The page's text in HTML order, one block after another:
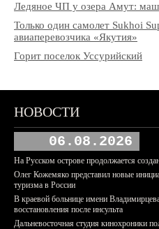
Ледяное ЧП у озера Амут:
Только один самолет Sukhoi
авиаперевозчика «Якутия»
Горит поселок Уссурийский
НОВОСТИ
06.08.2026
На Русском острове продолжается
Олег Кожемяко представил новые
туризма в России
В краевой больнице имени
восстановления после инсульта
Дальневосточная студия кинохроники